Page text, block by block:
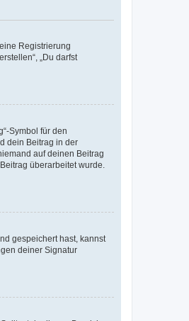
Registrierung
„Du darfst
Symbol für den
dein Beitrag in der
auf deinen Beitrag
überarbeitet wurde.
gespeichert hast, kannst
deiner Signatur